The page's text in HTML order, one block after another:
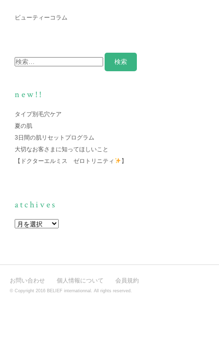
ビューティーコラム
new!!
タイプ別毛穴ケア
夏の肌
3日間の肌リセットプログラム
大切なお客さまに知ってほしいこと
【ドクターエルミス ゼロトリニティ
】
atchives
お問い合わせ 個人情報について 会員規約
© Copyright 2016 BELIEF internationnal. All rights reserved.